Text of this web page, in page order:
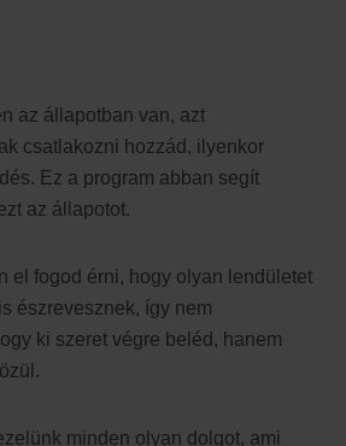
az állapotban van, azt
csatlakozni hozzád, ilyenkor
Ez a program abban segít
az állapotot.
el fogod érni, hogy olyan lendületet
észrevesznek, így nem
ki szeret végre beléd, hanem
minden olyan dolgot, ami